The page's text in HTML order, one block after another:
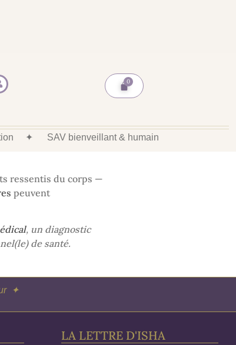
✦ SAV bienveillant & humain
ressentis du corps —
peuvent
, un diagnostic
de santé.
✦
LA LETTRE D'ISHA